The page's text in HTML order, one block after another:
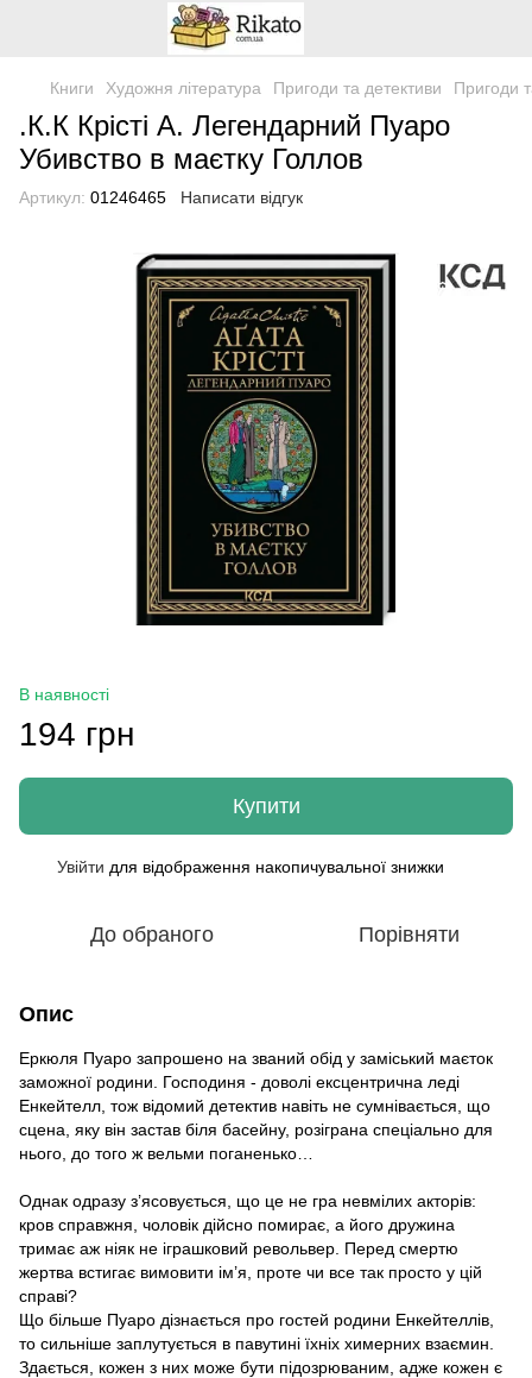
Книги Художня література Пригоди та детективи Пригоди
.К.К Крісті А. Легендарний Пуаро
Убивство в маєтку Голлов
Артикул: 01246465 Написати відгук
В наявності
194 грн
Купити
Увійти для відображення накопичувальної знижки
До обраного Порівняти
Опис
Еркюля Пуаро запрошено на званий обід у заміський маєток
заможної родини. Господиня - доволі ексцентрична леді
Енкейтелл, тож відомий детектив навіть не сумнівається, що
сцена, яку він застав біля басейну, розіграна спеціально для
нього, до того ж вельми поганенько…
Однак одразу з’ясовується, що це не гра невмілих акторів:
кров справжня, чоловік дійсно помирає, а його дружина
тримає аж ніяк не іграшковий револьвер. Перед смертю
жертва встигає вимовити ім’я, проте чи все так просто у цій
справі?
Що більше Пуаро дізнається про гостей родини Енкейтеллів,
то сильніше заплутується в павутині їхніх химерних взаємин.
Здається, кожен з них може бути підозрюваним, адже кожен є